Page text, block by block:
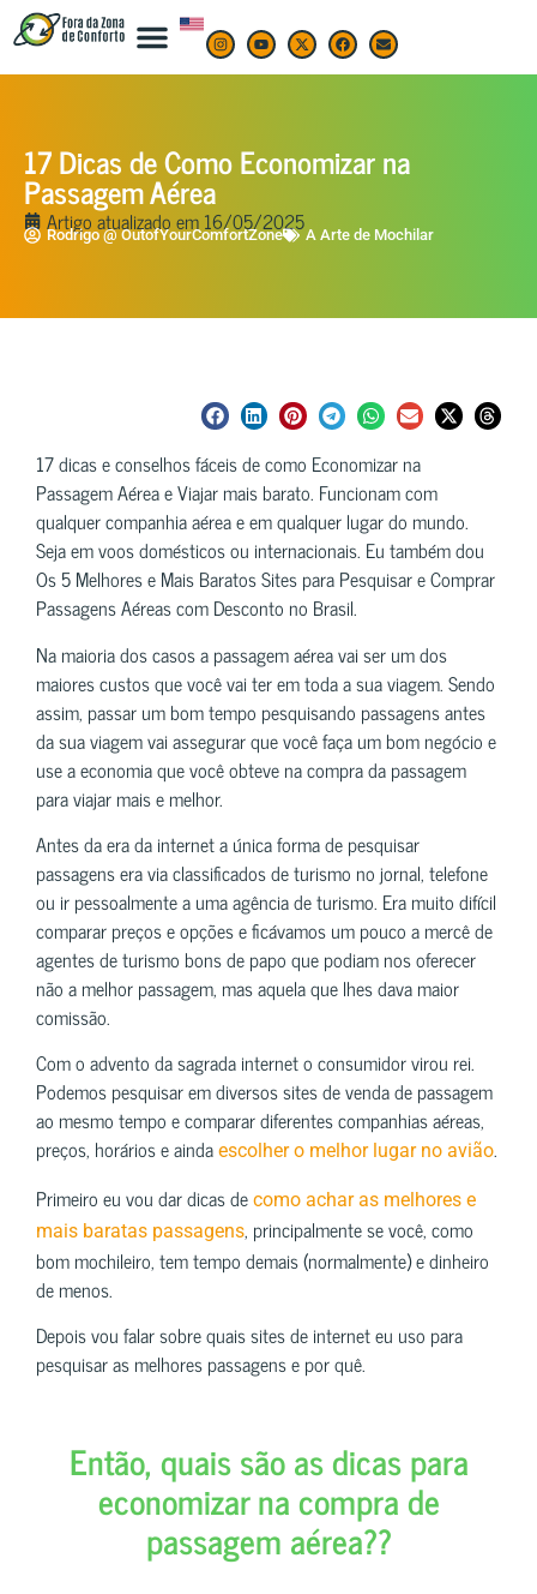
17 Dicas de Como Economizar na
Passagem Aérea
Artigo atualizado em16/05/2025
Rodrigo @ OutofYourComfortZone A Arte de Mochilar
17 dicas e conselhos fáceis de como Economizar na
Passagem Aérea e Viajar mais barato. Funcionam com
qualquer companhia aérea e em qualquer lugar do mundo.
Seja em voos domésticos ou internacionais. Eu também dou
Os 5 Melhores e Mais Baratos Sites para Pesquisar e Comprar
Passagens Aéreas com Desconto no Brasil.
Na maioria dos casos a passagem aérea vai ser um dos
maiores custos que você vai ter em toda a sua viagem. Sendo
assim, passar um bom tempo pesquisando passagens antes
da sua viagem vai assegurar que você faça um bom negócio e
use a economia que você obteve na compra da passagem
para viajar mais e melhor.
Antes da era da internet a única forma de pesquisar
passagens era via classificados de turismo no jornal, telefone
ou ir pessoalmente a uma agência de turismo. Era muito difícil
comparar preços e opções e ficávamos um pouco a mercê de
agentes de turismo bons de papo que podiam nos oferecer
não a melhor passagem, mas aquela que lhes dava maior
comissão.
Com o advento da sagrada internet o consumidor virou rei.
Podemos pesquisar em diversos sites de venda de passagem
ao mesmo tempo e comparar diferentes companhias aéreas,
preços, horários e ainda escolher o melhor lugar no avião.
Primeiro eu vou dar dicas de como achar as melhores e
mais baratas passagens, principalmente se você, como
bom mochileiro, tem tempo demais (normalmente) e dinheiro
de menos.
Depois vou falar sobre quais sites de internet eu uso para
pesquisar as melhores passagens e por quê.
Então, quais são as dicas para
economizar na compra de
passagem aérea??